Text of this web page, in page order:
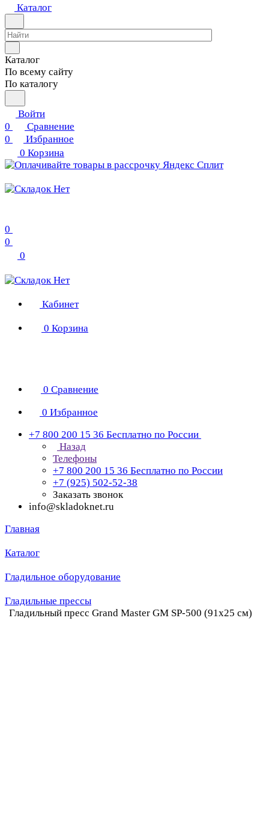
Каталог
Каталог
По всему сайту
По каталогу
Войти
0
Сравнение
0
Избранное
0 Корзина
0
0
0
Кабинет
0 Корзина
0 Сравнение
0 Избранное
+7 800 200 15 36 Бесплатно по России
Назад
Телефоны
+7 800 200 15 36 Бесплатно по России
+7 (925) 502-52-38
Заказать звонок
info@skladoknet.ru
Главная
Каталог
Гладильное оборудование
Гладильные прессы
Гладильный пресс Grand Master GM SP-500 (91x25 см)